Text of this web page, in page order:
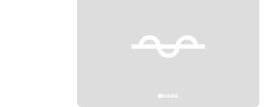
Previous slide